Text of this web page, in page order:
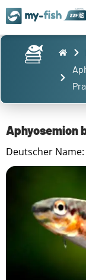
Aphyosemion
Deutscher